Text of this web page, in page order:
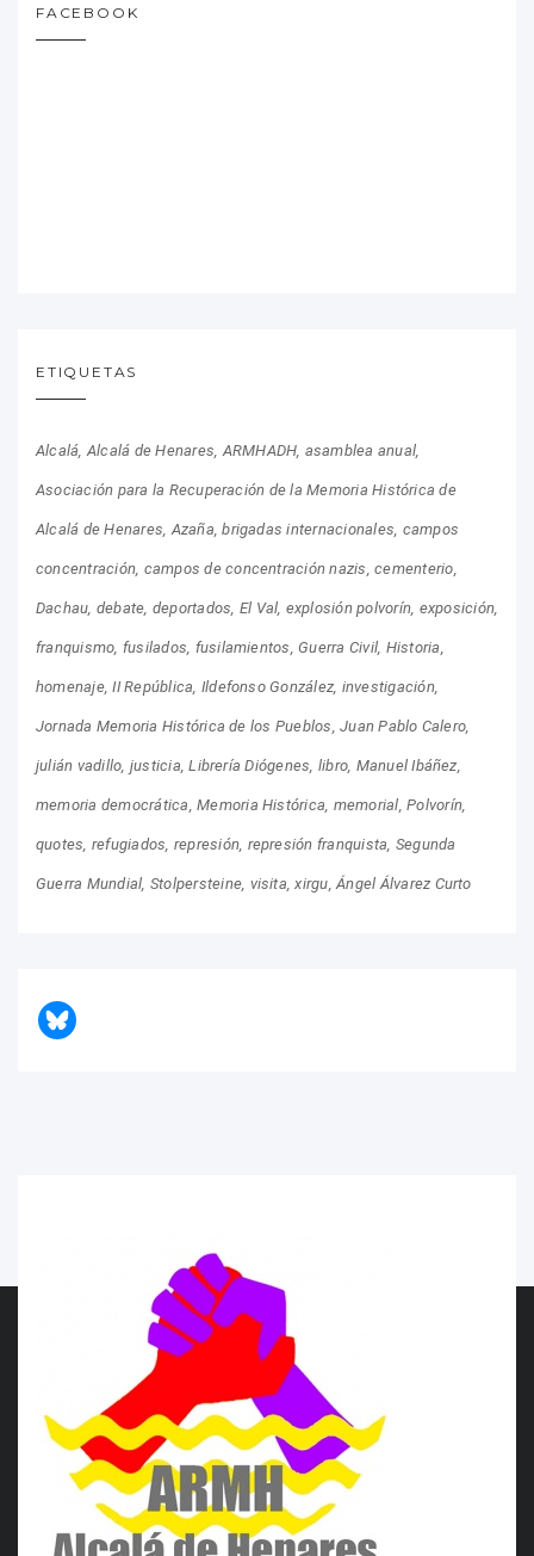
FACEBOOK
ETIQUETAS
Alcalá Alcalá de Henares ARMHADH asamblea anual
Asociación para la Recuperación de la Memoria Histórica de
Alcalá de Henares Azaña brigadas internacionales campos
concentración campos de concentración nazis cementerio
Dachau debate deportados El Val explosión polvorín exposición
franquismo fusilados fusilamientos Guerra Civil Historia
homenaje II República Ildefonso González investigación
Jornada Memoria Histórica de los Pueblos Juan Pablo Calero
julián vadillo justicia Librería Diógenes libro Manuel Ibáñez
memoria democrática Memoria Histórica memorial Polvorín
quotes refugiados represión represión franquista Segunda
Guerra Mundial Stolpersteine visita xirgu Ángel Álvarez Curto